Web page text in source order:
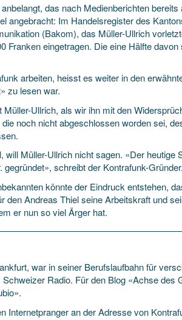
das nach Medienberichten bereits
angebracht: Im Handelsregister des
(Bakom), das Müller-Ullrich
Franken eingetragen. Die eine Hälfte
arbeiten, heisst es weiter in den
zu lesen war.
Ullrich, als wir ihn mit den
noch nicht abgeschlossen worden sei,
will Müller-Ullrich nicht sagen. «Der heutige
schreibt der Kontrafunk-Gründer.
könnte der Eindruck entstehen,
den Andreas Thiel seine Arbeitskraft und
er nun so viel Ärger hat.
war in seiner Berufslaufbahn für
Radio. Für den Blog «Achse des
Internetpranger an der Adresse von